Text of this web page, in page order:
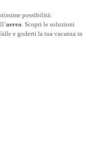
possibilità:
aereo . Scopri le soluzioni
e goderti la tua vacanza in